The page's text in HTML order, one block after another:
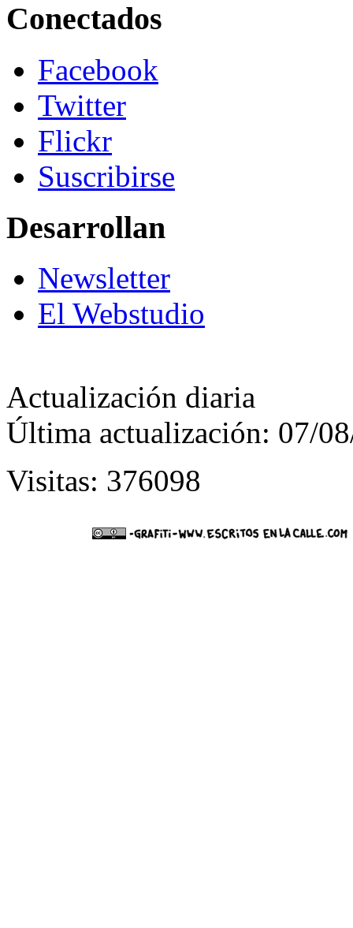
Conectados
Facebook
Twitter
Flickr
Suscribirse
Desarrollan
Newsletter
El Webstudio
Actualización diaria
Última actualización: 07/
Visitas: 376098